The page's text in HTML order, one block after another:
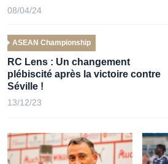
08/04/24
ASEAN Championship
RC Lens : Un changement
plébiscité après la victoire contre
Séville !
13/12/23